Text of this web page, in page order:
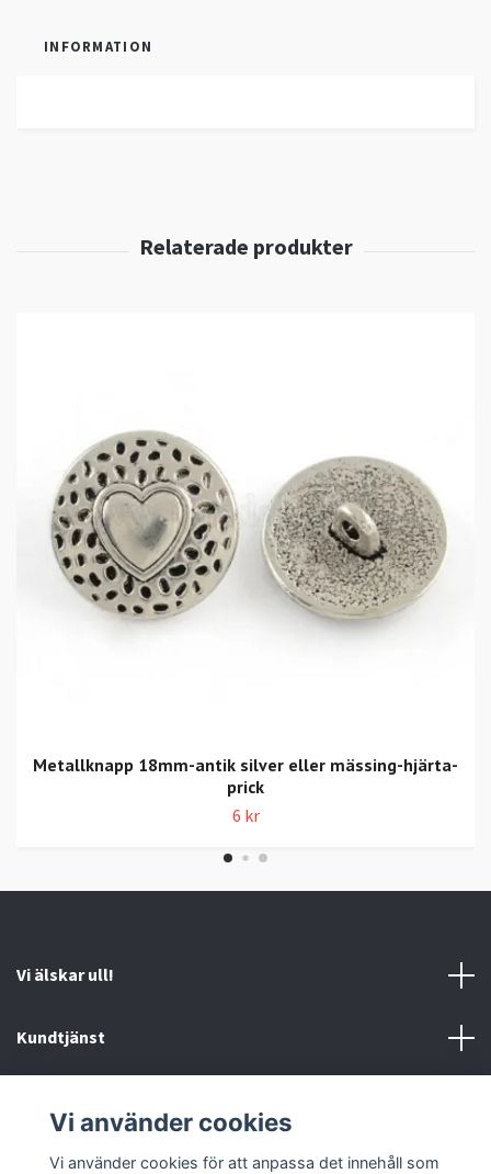
INFORMATION
Metallknapp 18mm-antik silver eller mässing-hjärta-
prick
6 kr
Vi älskar ull!
Kundtjänst
Sociala medier
Vi använder cookies
Vi använder cookies för att anpassa det innehåll som